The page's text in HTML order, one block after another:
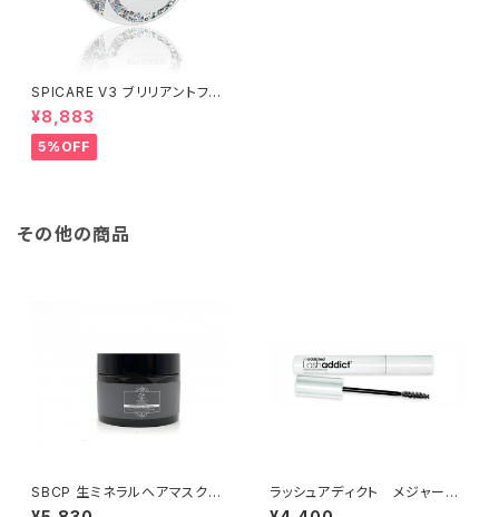
SPICARE V3 ブリリアントファ
ンデーション 15g
¥8,883
5%OFF
その他の商品
SBCP 生ミネラルヘアマスク＋
185ml
ラッシュアディクト メジャード
ラママスカラ 8ml